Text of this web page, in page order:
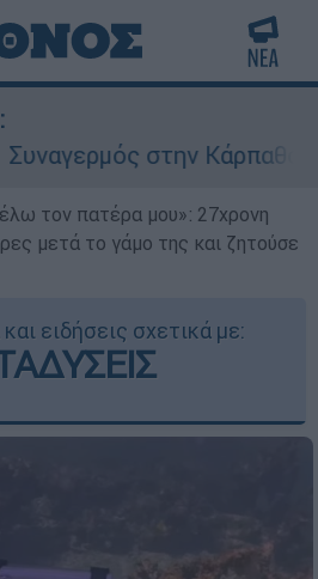
στην Κάρπαθο: Βρέθηκαν
τον πατέρα μου»: 27χρονη
μετά το γάμο της και ζητούσε
ειδήσεις σχετικά με: